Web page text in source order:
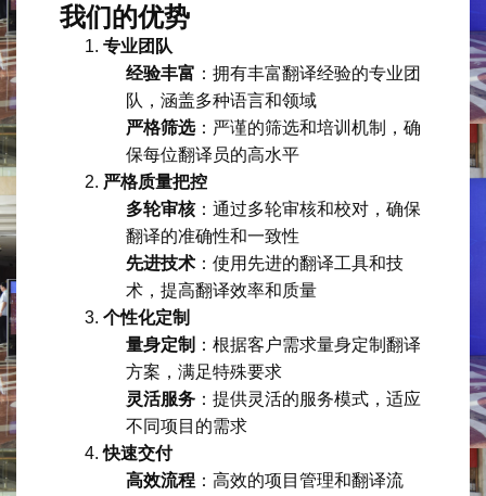
我们的优势
专业团队
经验丰富 ：拥有丰富翻译经验的专业团
队，涵盖多种语言和领域
严格筛选：严谨的筛选和培训机制，确
保每位翻译员的高水平
严格质量把控
多轮审核：通过多轮审核和校对，确保
翻译的准确性和一致性
先进技术 ：使用先进的翻译工具和技
术，提高翻译效率和质量
个性化定制
量身定制 ：根据客户需求量身定制翻译
方案，满足特殊要求
灵活服务 ：提供灵活的服务模式，适应
不同项目的需求
快速交付
高效流程 ：高效的项目管理和翻译流